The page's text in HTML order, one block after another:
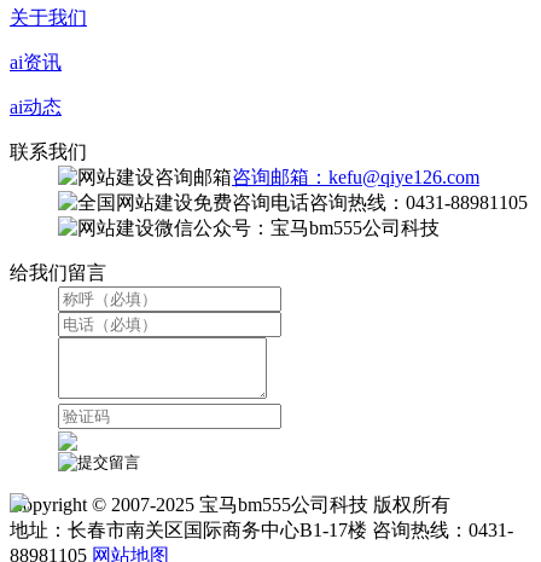
关于我们
ai资讯
ai动态
联系我们
咨询邮箱：kefu@qiye126.com
咨询热线：0431-88981105
微信公众号：宝马bm555公司科技
给我们留言
Copyright © 2007-2025 宝马bm555公司科技 版权所有
地址：长春市南关区国际商务中心B1-17楼 咨询热线：0431-
88981105 网站地图